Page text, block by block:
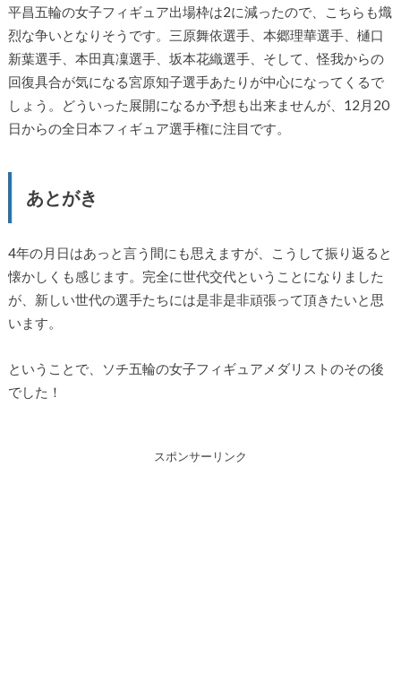
平昌五輪の女子フィギュア出場枠は2に減ったので、こちらも熾
烈な争いとなりそうです。三原舞依選手、本郷理華選手、樋口
新葉選手、本田真凜選手、坂本花織選手、そして、怪我からの
回復具合が気になる宮原知子選手あたりが中心になってくるで
しょう。どういった展開になるか予想も出来ませんが、12月20
日からの全日本フィギュア選手権に注目です。
あとがき
4年の月日はあっと言う間にも思えますが、こうして振り返ると
懐かしくも感じます。完全に世代交代ということになりました
が、新しい世代の選手たちには是非是非頑張って頂きたいと思
います。
ということで、ソチ五輪の女子フィギュアメダリストのその後
でした！
スポンサーリンク